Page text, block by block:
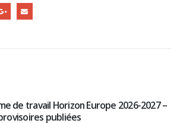
travail Horizon Europe 2026-2027 –
publiées